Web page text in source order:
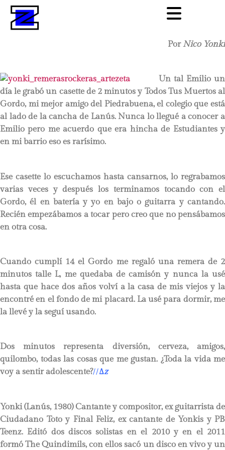
PorNico Yonki
Un tal Emilio un
día le grabó un casette de 2 minutos y Todos Tus Muertos al
Gordo, mi mejor amigo del Piedrabuena, el colegio que está
al lado de la cancha de Lanús. Nunca lo llegué a conocer a
Emilio pero me acuerdo que era hincha de Estudiantes y
en mi barrio eso es rarísimo.
Ese casette lo escuchamos hasta cansarnos, lo regrabamos
varias veces y después los terminamos tocando con el
Gordo, él en batería y yo en bajo o guitarra y cantando.
Recién empezábamos a tocar pero creo que no pensábamos
en otra cosa.
Cuando cumplí 14 el Gordo me regaló una remera de 2
minutos talle L, me quedaba de camisón y nunca la usé
hasta que hace dos años volví a la casa de mis viejos y la
encontré en el fondo de mi placard. La usé para dormir, me
la llevé y la seguí usando.
Dos minutos representa diversión, cerveza, amigos,
quilombo, todas las cosas que me gustan. ¿Toda la vida me
voy a sentir adolescente?//∆z
Yonki(Lanús, 1980) Cantante y compositor, ex guitarrista de
Ciudadano Toto y Final Feliz, ex cantante de Yonkis y PB
Teenz. Editó dos discos solistas en el 2010 y en el 2011
formó The Quindimils, con ellos sacó un disco en vivo y un